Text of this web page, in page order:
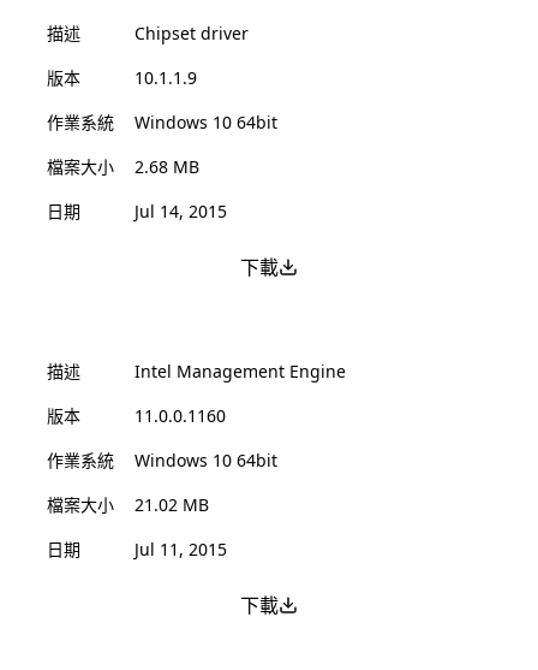
描述
Chipset driver
版本
10.1.1.9
作業系統
Windows 10 64bit
檔案大小
2.68 MB
日期
Jul 14, 2015
下載
描述
Intel Management Engine
版本
11.0.0.1160
作業系統
Windows 10 64bit
檔案大小
21.02 MB
日期
Jul 11, 2015
下載